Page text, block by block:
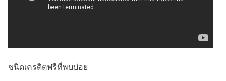
ชนิดเครดิตฟรีที่พบบ่อย